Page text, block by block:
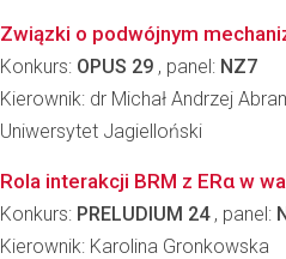
Związki o podwójnym
Konkurs: OPUS 29 , panel: NZ7
Kierownik: dr Michał Andrzej
Uniwersytet Jagielloński
Rola interakcji BRM z ERα w
Konkurs: PRELUDIUM 24, panel:
Kierownik: Karolina Gronkowska